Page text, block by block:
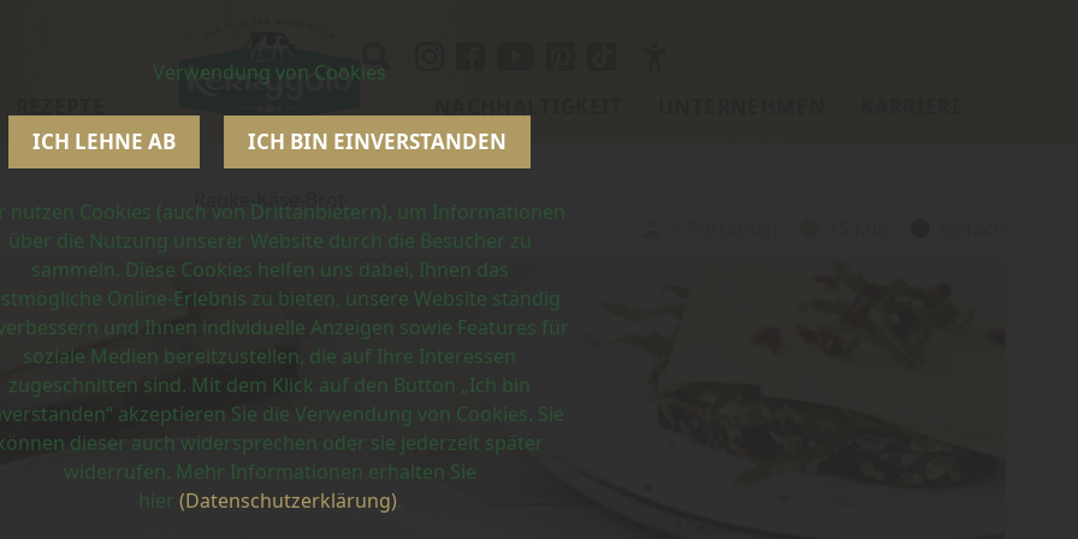
Verwendung von Cookies
ICH LEHNE AB ICH BIN EINVERSTANDEN
nutzen Cookies (auch von Drittanbietern), um Informationen
über die Nutzung unserer Website durch die Besucher zu
sammeln. Diese Cookies helfen uns dabei, Ihnen das
Online-Erlebnis zu bieten, unsere Website ständig
und Ihnen individuelle Anzeigen sowie Features für
soziale Medien bereitzustellen, die auf Ihre Interessen
zugeschnitten sind. Mit dem Klick auf den Button „Ich bin
akzeptieren Sie die Verwendung von Cookies. Sie
dieser auch widersprechen oder sie jederzeit später
widerrufen. Mehr Informationen erhalten Sie
hier (Datenschutzerklärung).
Rauke-Käse-Brot